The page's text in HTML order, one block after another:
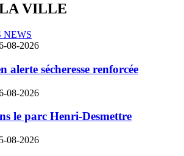
VILLE
NEWS
08-2026
alerte sécheresse renforcée
08-2026
le parc Henri-Desmettre
08-2026